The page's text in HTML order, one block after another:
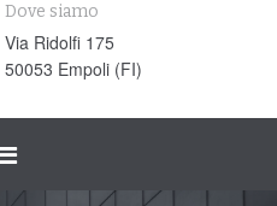
Dove siamo
Via Ridolfi 175
50053 Empoli (FI)